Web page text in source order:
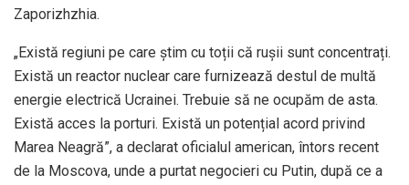
Zaporizhzhia.
„Există regiuni pe care știm cu toții că rușii sunt concentrați.
Există un reactor nuclear care furnizează destul de multă
energie electrică Ucrainei. Trebuie să ne ocupăm de asta.
Există acces la porturi. Există un potențial acord privind
Marea Neagră”, a declarat oficialul american, întors recent
de la Moscova, unde a purtat negocieri cu Putin, după ce a